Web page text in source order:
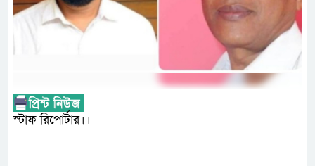
স্টাফ রিপোর্টার।।